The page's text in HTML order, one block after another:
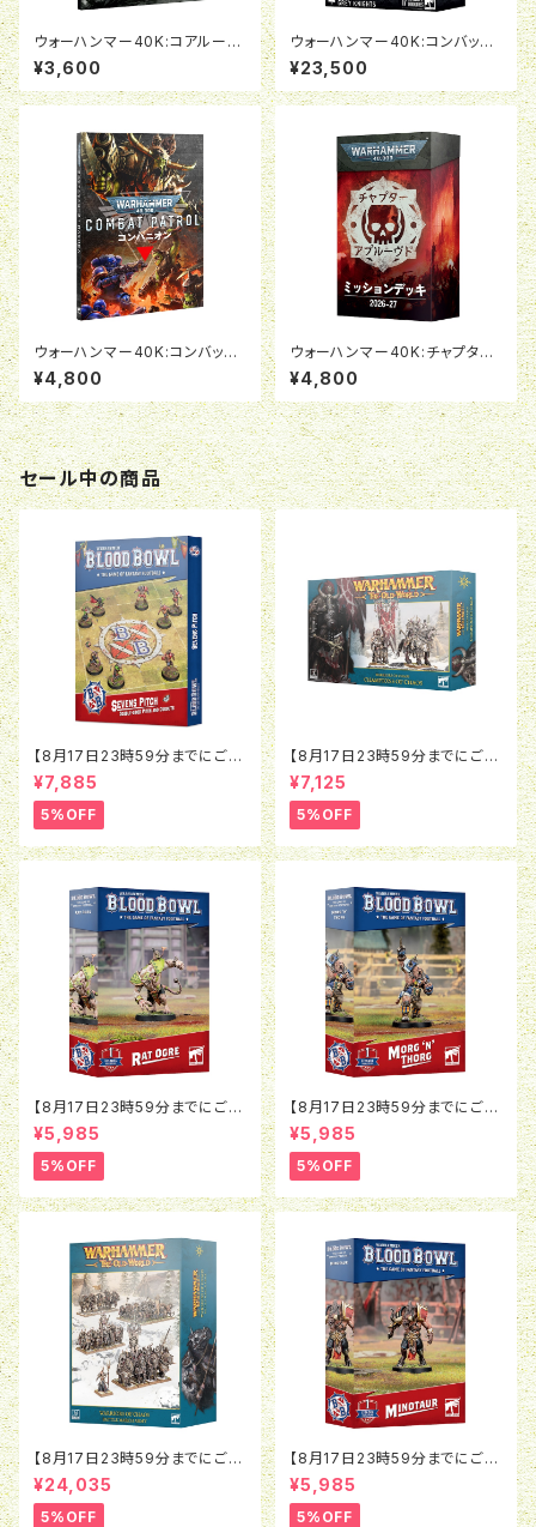
ウォーハンマー40K:コアルール
（日本語版）
¥3,600
ウォーハンマー40K:コンバット
パトロール:グレイナイト
¥23,500
ウォーハンマー40K:コンバット
パトロール・コンパニオン（日本
語版）
¥4,800
ウォーハンマー40K:チャプター
アプルーブド ミッションデッキ2
026-27（日本語版）
¥4,800
セール中の商品
【8月17日23時59分までにご予
約で5％OFF】ブラッドボウル：セ
ヴンズピッチ（2026）
¥7,885
5%OFF
【8月17日23時59分までにご予
約で5％OFF】オールドワール
ド：ウォリアー・オヴ・ケイオス：チ
ャンピオン・オヴ・ケイオス
¥7,125
5%OFF
【8月17日23時59分までにご予
約で5％OFF】ブラッドボウル：ラ
ットオウガ
¥5,985
5%OFF
【8月17日23時59分までにご予
約で5％OFF】ブラッドボウル：モ
ルグ＝ンソルグ
¥5,985
5%OFF
【8月17日23時59分までにご予
約で5％OFF】オールドワール
ド：ウォリアー・オヴ・ケイオス：バ
トルマーチアーミー
¥24,035
5%OFF
【8月17日23時59分までにご予
約で5％OFF】ブラッドボウル：ミ
ノタウロス
¥5,985
5%OFF